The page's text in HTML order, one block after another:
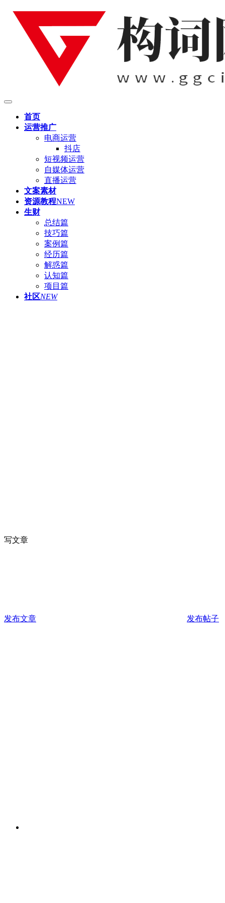
首页
运营推广
电商运营
抖店
短视频运营
自媒体运营
直播运营
文案素材
资源教程NEW
生财
总结篇
技巧篇
案例篇
经历篇
解惑篇
认知篇
项目篇
社区NEW
写文章
发布文章 发布帖子